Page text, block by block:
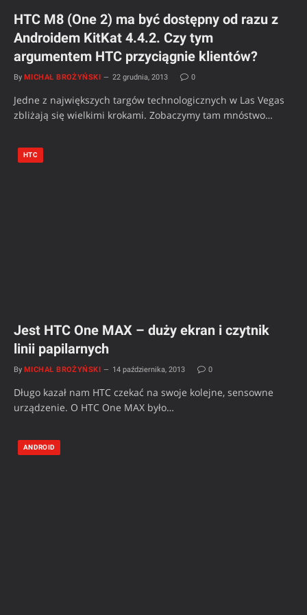
HTC M8 (One 2) ma być dostępny od razu z
Androidem KitKat 4.4.2. Czy tym
argumentem HTC przyciągnie klientów?
By MICHAŁ BROŻYŃSKI 22 grudnia, 2013 0
Jedne z największych targów technologicznych w Las Vegas
zbliżają się wielkimi krokami. Zobaczymy tam mnóstwo…
HTC
Jest HTC One MAX – duży ekran i czytnik
linii papilarnych
By MICHAŁ BROŻYŃSKI 14 października, 2013 0
Długo kazał nam HTC czekać na swoje kolejne, sensowne
urządzenie. O HTC One MAX było…
ANDROID